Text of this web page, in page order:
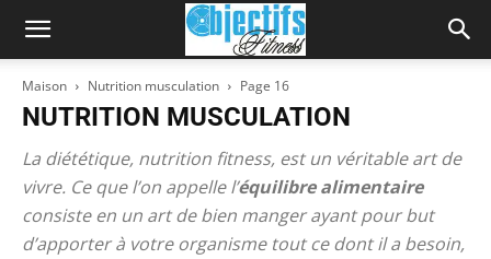
Maison Nutrition musculation Page 16
NUTRITION MUSCULATION
La diététique, nutrition fitness, est un véritable art de
vivre. Ce que l’on appelle l’équilibre alimentaire
consiste en un art de bien manger ayant pour but
d’apporter à votre organisme tout ce dont il a besoin,